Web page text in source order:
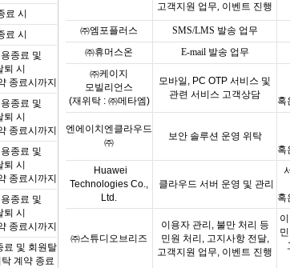
료 시
료 시
종료 및
시
종료시까지
종료 및
시
종료시까지
종료 및
시
종료시까지
종료 및
퇴 시
종료시까지
료 및 회원탈
계약 종료
고객지원 업무, 이벤트 진행
㈜엠포플러스 SMS/LMS 발송 업무
㈜휴머스온
E-mail 발송 업무
㈜케이지
모빌리언스
(재위탁: ㈜메타엠)
모바일 , PC OTP서비스 및
관련 서비스 고객상담
혹
엔에이치엔클라우드
㈜
보안 솔루션 운영 위탁
혹
Huawei
Technologies Co.,
Ltd.
클라우드 서버 운영 및 관리
혹
㈜스튜디 오브리즈
이용자 관리, 불만 처리 등
민원 처리, 고지사항 전달,
고객지원 업무, 이벤트 진행